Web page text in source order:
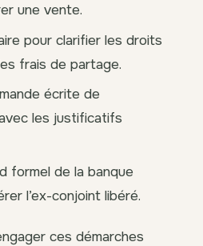
une vente.
pour clarifier les droits
frais de partage.
écrite de
les justificatifs
formel de la banque
l’ex-conjoint libéré.
ces démarches